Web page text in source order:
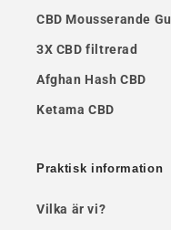
CBD Mousserande Gul
3X CBD filtrerad
Afghan Hash CBD
Ketama CBD
Praktisk information
Vilka är vi?